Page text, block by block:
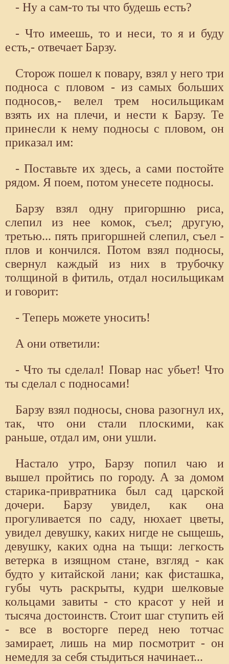
- Ну а сам-то ты что будешь есть?
- Что имеешь, то и неси, то я и буду
есть,- отвечает Барзу.
Сторож пошел к повару, взял у него три
подноса с пловом - из самых больших
подносов,- велел трем носильщикам
взять их на плечи, и нести к Барзу. Те
принесли к нему подносы с пловом, он
приказал им:
- Поставьте их здесь, а сами постойте
рядом. Я поем, потом унесете подносы.
Барзу взял одну пригоршню риса,
слепил из нее комок, съел; другую,
третью... пять пригоршней слепил, съел -
плов и кончился. Потом взял подносы,
свернул каждый из них в трубочку
толщиной в фитиль, отдал носильщикам
и говорит:
- Теперь можете уносить!
А они ответили:
- Что ты сделал! Повар нас убьет! Что
ты сделал с подносами!
Барзу взял подносы, снова разогнул их,
так, что они стали плоскими, как
раньше, отдал им, они ушли.
Настало утро, Барзу попил чаю и
вышел пройтись по городу. А за домом
старика-привратника был сад царской
дочери. Барзу увидел, как она
прогуливается по саду, нюхает цветы,
увидел девушку, каких нигде не сыщешь,
девушку, каких одна на тыщи: легкость
ветерка в изящном стане, взгляд - как
будто у китайской лани; как фисташка,
губы чуть раскрыты, кудри шелковые
кольцами завиты - сто красот у ней и
тысяча достоинств. Стоит шаг ступить ей
- все в восторге перед нею тотчас
замирает, лишь на мир посмотрит - он
немедля за себя стыдиться начинает...